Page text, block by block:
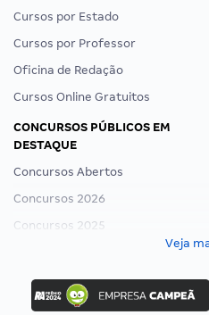
Cursos por Estado
Cursos por Professor
Oficina de Redação
Cursos Online Gratuitos
CONCURSOS PÚBLICOS EM
DESTAQUE
Concursos Abertos
Concursos 2026
Concursos 2025
Concurso Ibama
Concurso MPU
Veja